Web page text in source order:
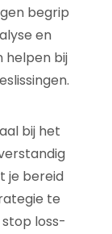
begrip
en
helpen bij
bij het
je bereid
te
loss-